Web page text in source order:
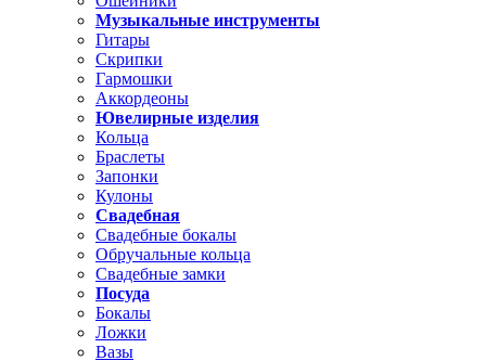
Музыкальные инструменты
Гитары
Скрипки
Гармошки
Аккордеоны
Ювелирные изделия
Кольца
Браслеты
Запонки
Кулоны
Свадебная
Свадебные бокалы
Обручальные кольца
Свадебные замки
Посуда
Бокалы
Ложки
Вазы